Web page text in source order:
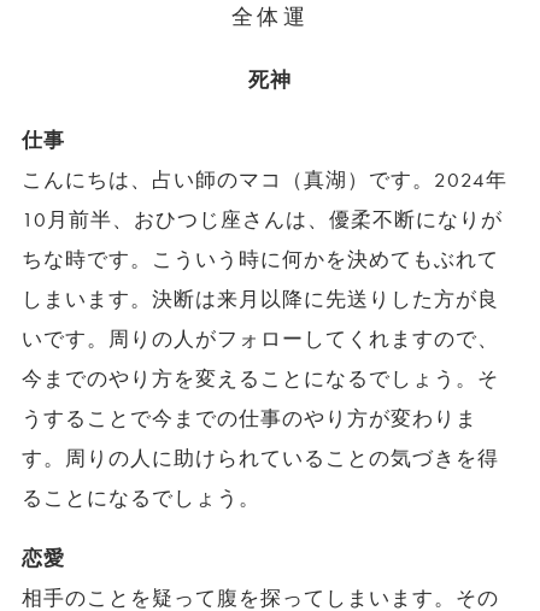
全体運
死神
仕事
こんにちは、占い師のマコ（真湖）です。2024年
10月前半、おひつじ座さんは、優柔不断になりが
ちな時です。こういう時に何かを決めてもぶれて
しまいます。決断は来月以降に先送りした方が良
いです。周りの人がフォローしてくれますので、
今までのやり方を変えることになるでしょう。そ
うすることで今までの仕事のやり方が変わりま
す。周りの人に助けられていることの気づきを得
ることになるでしょう。
恋愛
相手のことを疑って腹を探ってしまいます。その